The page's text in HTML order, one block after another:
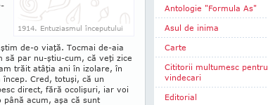
1914. Entuziasmul începutului
de-o viaţă. Tocmai de-aia
să par nu-ştiu-cum, că veţi zice
trăit atâţia ani în izolare, în
Cred, totuşi, că un
direct, fără ocolişuri, iar voi
acum, aşa că sunt
Antologie "Formula As"
Asul de inima
Carte
Cititorii multumesc pentru
vindecari
Editorial